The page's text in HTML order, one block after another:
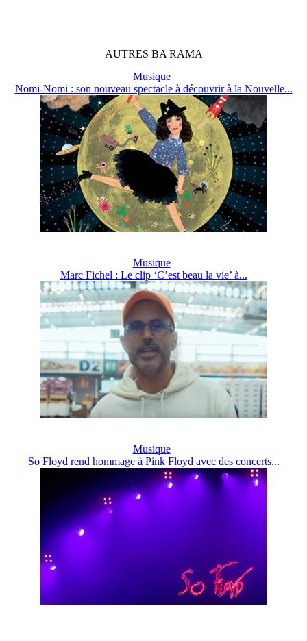
AUTRES BA RAMA
Musique
Nomi-Nomi : son nouveau spectacle à découvrir à la Nouvelle...
Musique
Marc Fichel : Le clip ‘C’est beau la vie’ à...
Musique
So Floyd rend hommage à Pink Floyd avec des concerts...